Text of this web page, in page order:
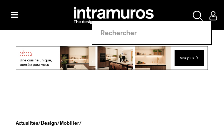
Actualités/Design/Mobilier/